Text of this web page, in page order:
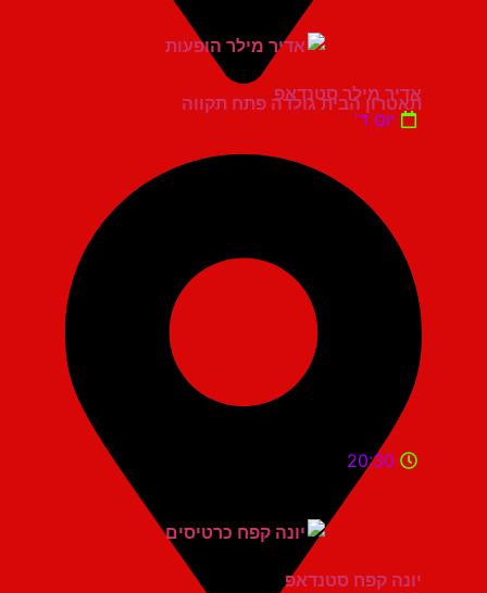
תאטרון הבית גולדה פתח תקווה
אדיר מילר סטנדאפ
יום ד'
20:30
יונה קפח סטנדאפ